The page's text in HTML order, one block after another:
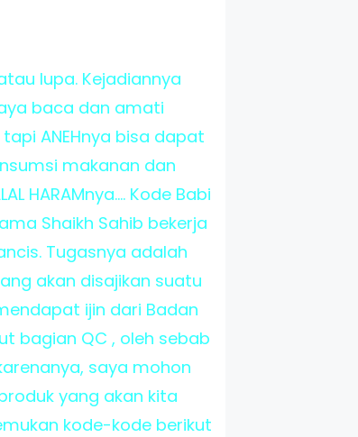
lupa. Kejadiannya
baca dan amati
ANEHnya bisa dapat
makanan dan
HARAMnya.... Kode Babi
Shaikh Sahib bekerja
Tugasnya adalah
akan disajikan suatu
ijin dari Badan
bagian QC , oleh sebab
saya mohon
yang akan kita
kode-kode berikut